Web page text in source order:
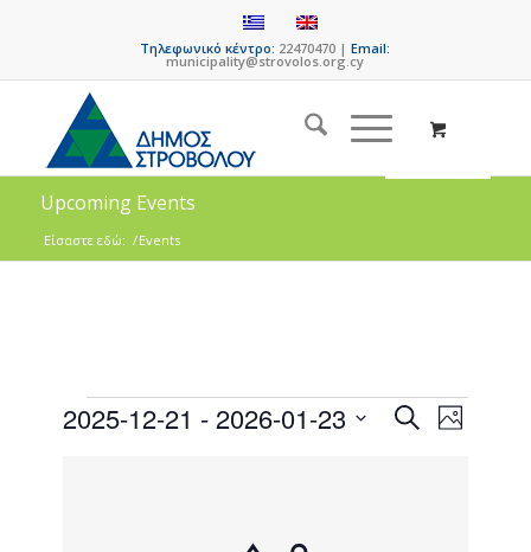
Τηλεφωνικό κέντρο: 22470470 |Email:
municipality@strovolos.org.cy
Upcoming Events
Είσαστε εδώ: /Events
Events
SearchEvent
Views
Photo
2025-12-21 - 2026-01-23